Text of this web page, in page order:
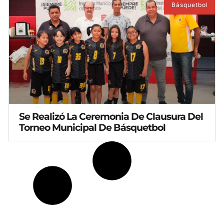
Básquetbol
Se Realizó La Ceremonia De Clausura Del
Torneo Municipal De Básquetbol